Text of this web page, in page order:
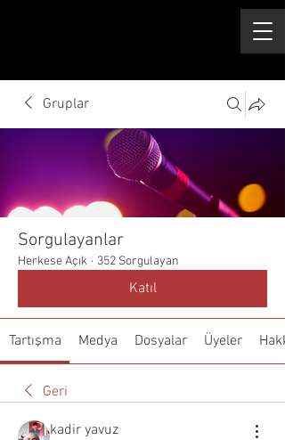
Gruplar
Sorgulayanlar
Herkese Açık · 352 Sorgulayan
Katıl
Tartışma Medya Dosyalar Üyeler
Geri
kadir yavuz